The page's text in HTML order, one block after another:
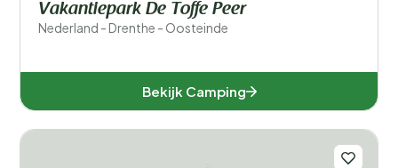
Type accommodatie
Algemeen
Vakantiepark De Toffe Peer
Nederland - Drenthe - Oosteinde
Bekijk Camping